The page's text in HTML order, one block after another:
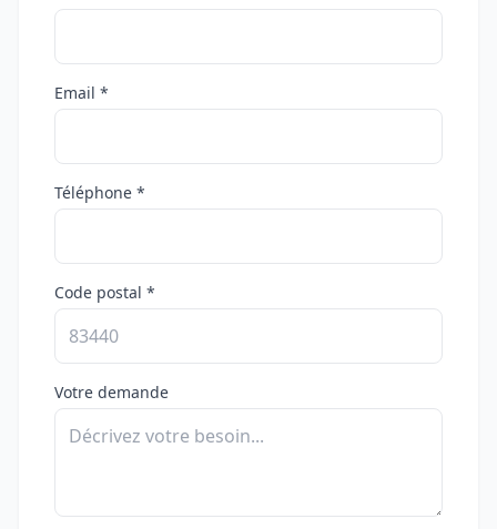
Email *
Téléphone *
Code postal *
Votre demande